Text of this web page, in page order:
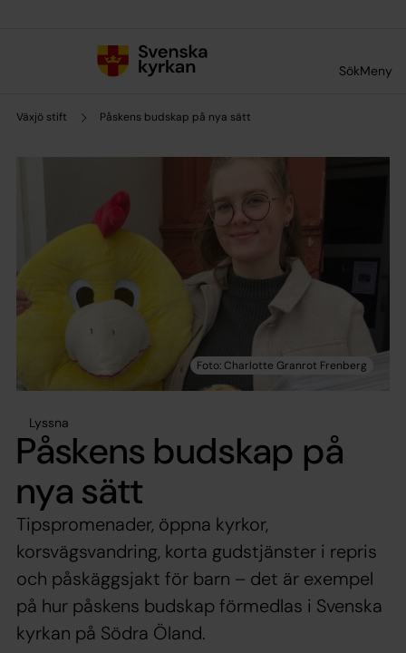
SökMeny
Växjö stift Påskens budskap på nya sätt
Lyssna
Påskens budskap på
nya sätt
Tipspromenader, öppna kyrkor,
korsvägsvandring, korta gudstjänster i repris
och påskäggsjakt för barn – det är exempel
på hur påskens budskap förmedlas i Svenska
kyrkan på Södra Öland.